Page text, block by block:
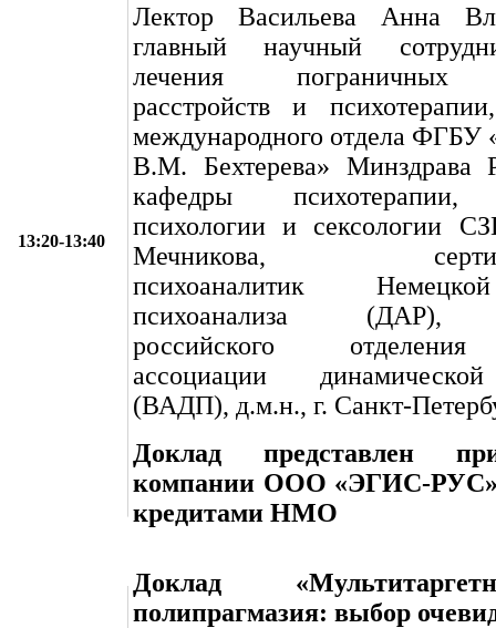
13:20-13:40
Лектор Васильева Анна
главный научный
лечения пограничных
расстройств и
международного отдела
В.М. Бехтерева» Минздрава
кафедры психотерапии,
психологии и сексологии
Мечникова,
психоаналитик
психоанализа (ДАР),
российского
ассоциации
(ВАДП), д.м.н., г. Санкт-
Доклад представлен
компании ООО «ЭГИС-РУС»,
кредитами НМО
Доклад
полипрагмазия: выбор